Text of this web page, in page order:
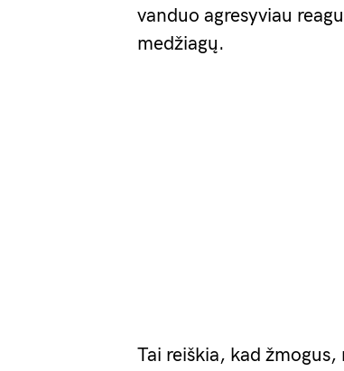
vanduo agresyviau
medžiagų.
Tai reiškia, kad